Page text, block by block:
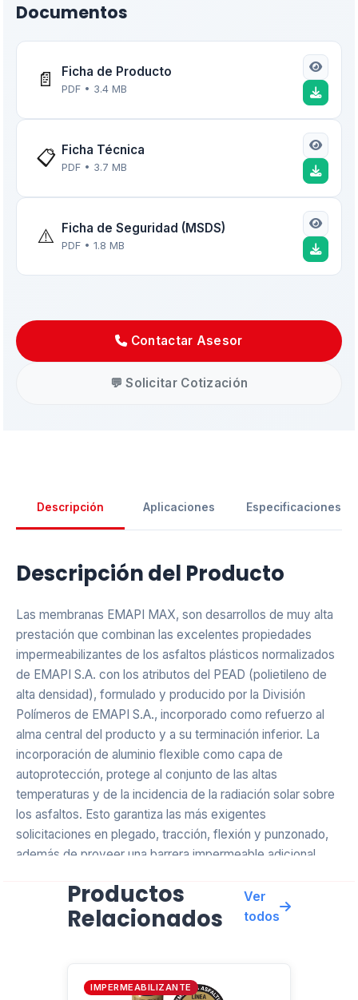
Documentos
📄 Ficha de Producto
PDF • 3.4 MB
📋 Ficha Técnica
PDF • 3.7 MB
⚠️ Ficha de Seguridad (MSDS)
PDF • 1.8 MB
Contactar Asesor
💬 Solicitar Cotización
Descripción Aplicaciones Especificaciones
Descripción del Producto
Las membranas EMAPI MAX, son desarrollos de muy alta
prestación que combinan las excelentes propiedades
impermeabilizantes de los asfaltos plásticos normalizados
de EMAPI S.A. con los atributos del PEAD (polietileno de
alta densidad), formulado y producido por la División
Polímeros de EMAPI S.A., incorporado como refuerzo al
alma central del producto y a su terminación inferior. La
incorporación de aluminio flexible como capa de
autoprotección, protege al conjunto de las altas
temperaturas y de la incidencia de la radiación solar sobre
los asfaltos. Esto garantiza las más exigentes
solicitaciones en plegado, tracción, flexión y punzonado,
además de proveer una barrera impermeable adicional,
SUPERFICIES BASE DE LA IMPERMEABILIZACIÓN
abovedados, deben estar completamente secos, ser
Productos
Relacionados
Ver
todos
IMPERMEABILIZANTE
En línea ahora